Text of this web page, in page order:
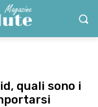
quali sono i